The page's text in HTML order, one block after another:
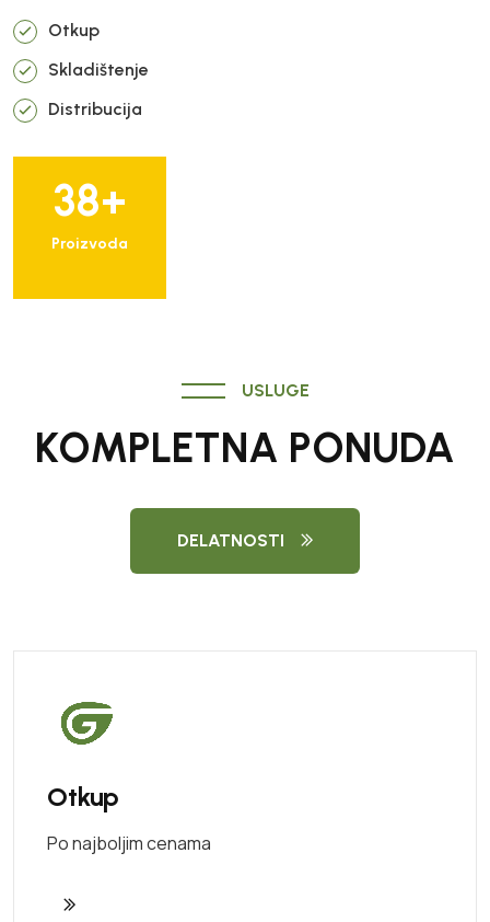
Otkup
Skladištenje
Distribucija
38+
Proizvoda
USLUGE
KOMPLETNA PONUDA
DELATNOSTI
Otkup
Po najboljim cenama